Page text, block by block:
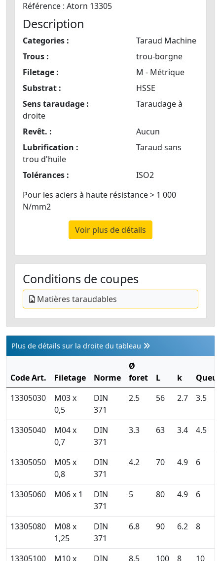
Référence : Atorn 13305
Description
Categories :
Taraud Machine
Trous :
trou-borgne
Filetage :
M - Métrique
Substrat :
HSSE
Sens taraudage :
Taraudage à
droite
Revêt. :
Aucun
Lubrification :
Taraud sans
trou d'huile
Tolérances :
ISO2
Pour les aciers à haute résistance > 1 000
N/mm2
Voir plus de détails
Conditions de coupes
Matières taraudables
Plus de détails sur la droite du tableau
Code Art. Filetage Norme
Ø
foret
L k
13305030
M03 x
0,5
DIN
371
2.5 56 2.7 3.5
13305040
M04 x
0,7
DIN
371
3.3 63 3.4 4.5
13305050
M05 x
0,8
DIN
371
4.2 70 4.9 6
13305060 M06 x 1
DIN
371
5 80 4.9 6
13305080
M08 x
1,25
DIN
371
6.8 90 6.2 8
13305100 M10 x DIN 8.5 100 8 10